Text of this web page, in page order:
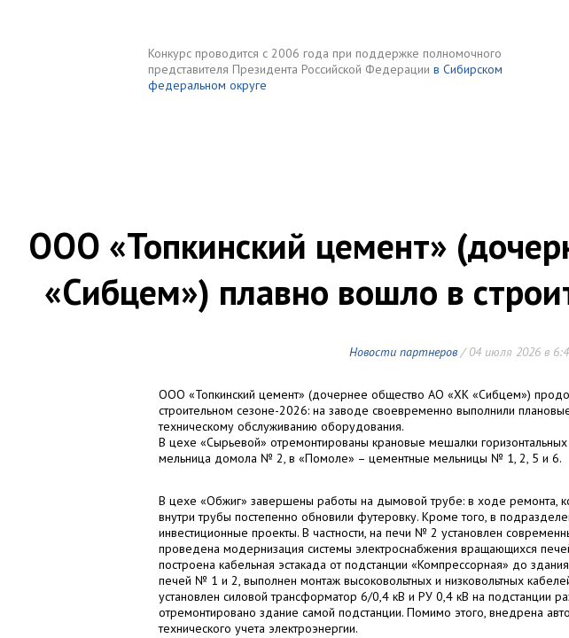
Конкурс проводится с 2006 года при поддержке полномочного
представителя Президента Российской Федерации в Сибирском
федеральном округе
ООО «Топкинский цемент»
«Сибцем») плавно вошло в
Новости партнеров / 04 июля 2026 в
ООО «Топкинский цемент» (дочернее общество АО «ХК «Сибцем»)
строительном сезоне-2026: на заводе своевременно выполнили
техническому обслуживанию оборудования.
В цехе «Сырьевой» отремонтированы крановые мешалки
мельница домола № 2, в «Помоле» – цементные мельницы № 1, 2, 5 и 6.
В цехе «Обжиг» завершены работы на дымовой трубе: в ходе ремонта,
внутри трубы постепенно обновили футеровку. Кроме того, в
инвестиционные проекты. В частности, на печи № 2 установлен
проведена модернизация системы электроснабжения вращающихся
построена кабельная эстакада от подстанции «Компрессорная» до
печей № 1 и 2, выполнен монтаж высоковольтных и низковольтных
установлен силовой трансформатор 6/0,4 кВ и РУ 0,4 кВ на подстанции
отремонтировано здание самой подстанции. Помимо этого, внедрена
технического учета электроэнергии.